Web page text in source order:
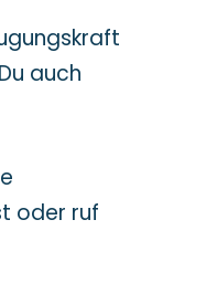
auch
oder ruf